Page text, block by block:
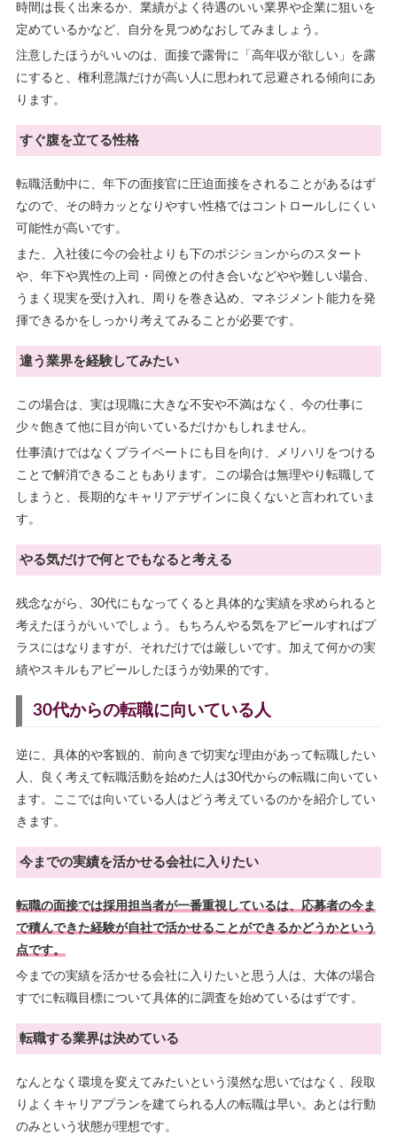
時間は長く出来るか、業績がよく待遇のいい業界や企業に狙いを
定めているかなど、自分を見つめなおしてみましょう。
注意したほうがいいのは、面接で露骨に「高年収が欲しい」を露
にすると、権利意識だけが高い人に思われて忌避される傾向にあ
ります。
すぐ腹を立てる性格
転職活動中に、年下の面接官に圧迫面接をされることがあるはず
なので、その時カッとなりやすい性格ではコントロールしにくい
可能性が高いです。
また、入社後に今の会社よりも下のポジションからのスタート
や、年下や異性の上司・同僚との付き合いなどやや難しい場合、
うまく現実を受け入れ、周りを巻き込め、マネジメント能力を発
揮できるかをしっかり考えてみることが必要です。
違う業界を経験してみたい
この場合は、実は現職に大きな不安や不満はなく、今の仕事に
少々飽きて他に目が向いているだけかもしれません。
仕事漬けではなくプライベートにも目を向け、メリハリをつける
ことで解消できることもあります。この場合は無理やり転職して
しまうと、長期的なキャリアデザインに良くないと言われていま
す。
やる気だけで何とでもなると考える
残念ながら、30代にもなってくると具体的な実績を求められると
考えたほうがいいでしょう。もちろんやる気をアピールすればプ
ラスにはなりますが、それだけでは厳しいです。加えて何かの実
績やスキルもアピールしたほうが効果的です。
30代からの転職に向いている人
逆に、具体的や客観的、前向きで切実な理由があって転職したい
人、良く考えて転職活動を始めた人は30代からの転職に向いてい
ます。ここでは向いている人はどう考えているのかを紹介してい
きます。
今までの実績を活かせる会社に入りたい
転職の面接では採用担当者が一番重視しているは、応募者の今ま
で積んできた経験が自社で活かせることができるかどうかという
点です。
今までの実績を活かせる会社に入りたいと思う人は、大体の場合
すでに転職目標について具体的に調査を始めているはずです。
転職する業界は決めている
なんとなく環境を変えてみたいという漠然な思いではなく、段取
りよくキャリアプランを建てられる人の転職は早い。あとは行動
のみという状態が理想です。